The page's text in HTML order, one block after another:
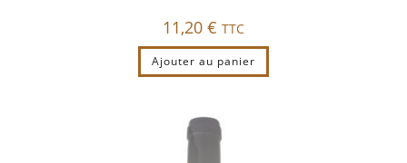
11,20 € TTC
Ajouter au panier